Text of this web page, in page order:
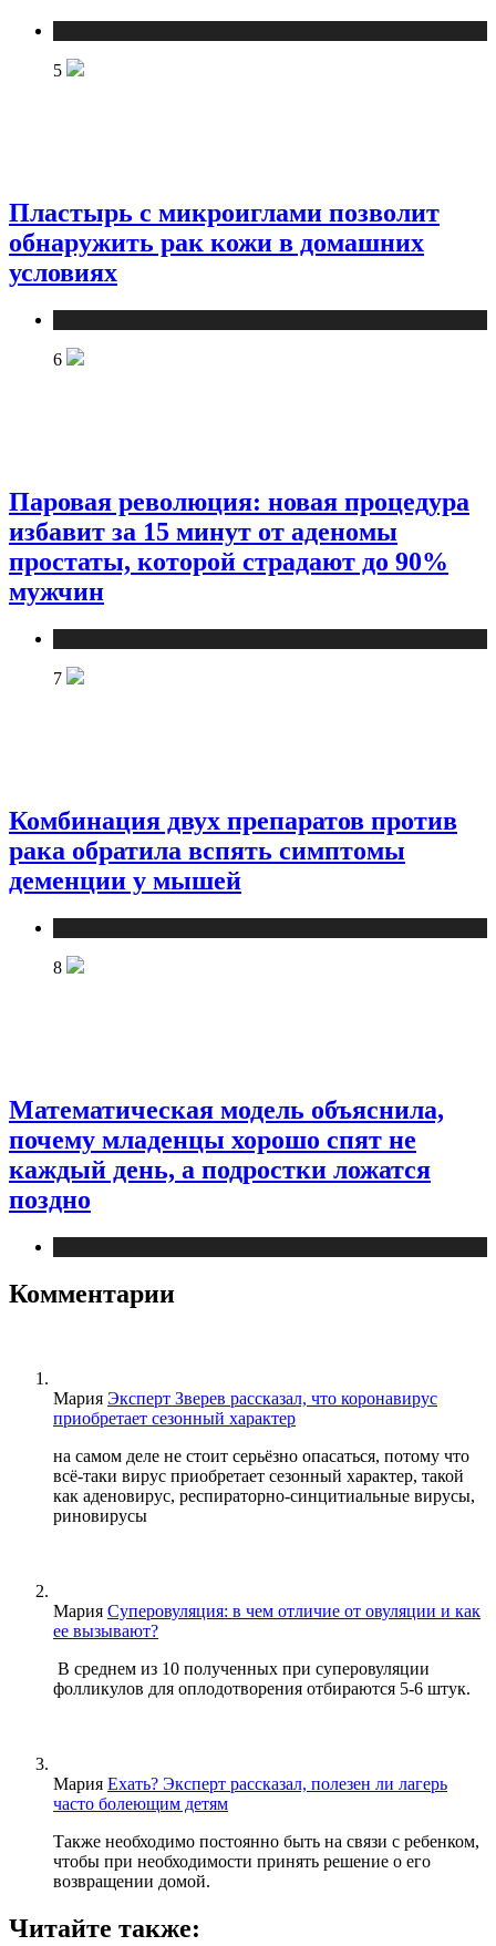
5
Пластырь с микроиглами позволит
обнаружить рак кожи в домашних
условиях
6
Паровая революция: новая процедура
избавит за 15 минут от аденомы
простаты, которой страдают до 90%
мужчин
7
Комбинация двух препаратов против
рака обратила вспять симптомы
деменции у мышей
8
Математическая модель объяснила,
почему младенцы хорошо спят не
каждый день, а подростки ложатся
поздно
Комментарии
Мария Эксперт Зверев рассказал, что коронавирус
приобретает сезонный характер
на самом деле не стоит серьёзно опасаться, потому что
всё-таки вирус приобретает сезонный характер, такой
как аденовирус, респираторно-синцитиальные вирусы,
риновирусы
Мария Суперовуляция: в чем отличие от овуляции и как
ее вызывают?
В среднем из 10 полученных при суперовуляции
фолликулов для оплодотворения отбираются 5-6 штук.
Мария Ехать? Эксперт рассказал, полезен ли лагерь
часто болеющим детям
Также необходимо постоянно быть на связи с ребенком,
чтобы при необходимости принять решение о его
возвращении домой.
Читайте также: